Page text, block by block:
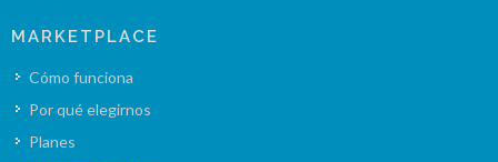
MARKETPLACE
Cómo funciona
Por qué elegirnos
Planes